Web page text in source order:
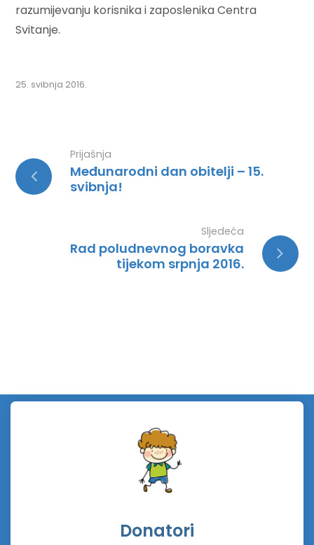
razumijevanju korisnika i zaposlenika Centra
Svitanje.
25. svibnja 2016.
Prijašnja
Međunarodni dan obitelji – 15.
svibnja!
Sljedeća
Rad poludnevnog boravka
tijekom srpnja 2016.
Donatori